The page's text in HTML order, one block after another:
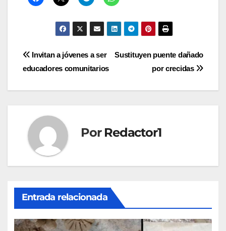
Navegación
Sustituyen puente dañado
por crecidas
Invitan a jóvenes a ser
educadores comunitarios
Por Redactor1
Entrada relacionada